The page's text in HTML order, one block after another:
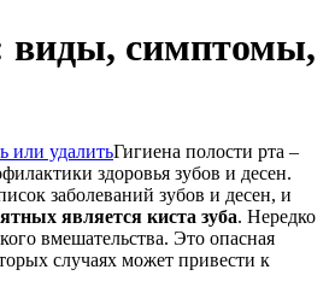
виды, симптомы,
Гигиена полости рта –
здоровья зубов и десен.
заболеваний зубов и десен, и
является киста зуба. Нередко
вмешательства. Это опасная
случаях может привести к